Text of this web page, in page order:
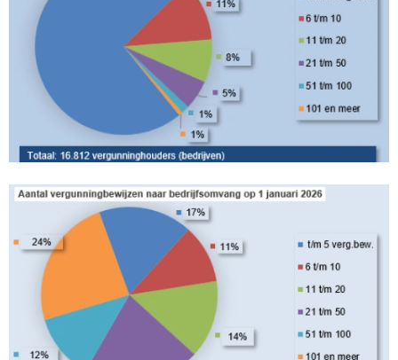
Veelgestelde vragen
Wet- en regelgeving
Over de NIWO
Informatie per land / Country information
Over deze website
Inloggen
Veraartlaan 10
2288 GM Rijswijk